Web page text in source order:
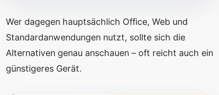
Wer dagegen hauptsächlich Office, Web und
Standardanwendungen nutzt, sollte sich die
Alternativen genau anschauen – oft reicht auch ein
günstigeres Gerät.